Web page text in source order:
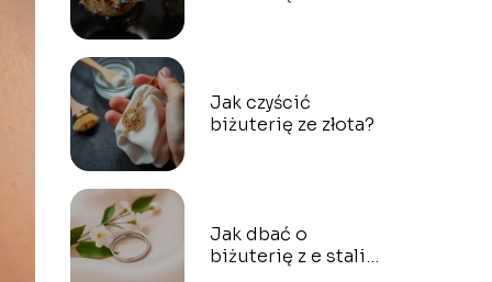
Jak czyścić
biżuterię ze złota?
Jak dbać o
biżuterię z e stali